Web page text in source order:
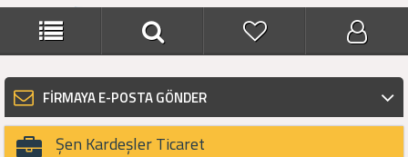
FİRMAYA E-POSTA GÖNDER
Şen Kardeşler Ticaret